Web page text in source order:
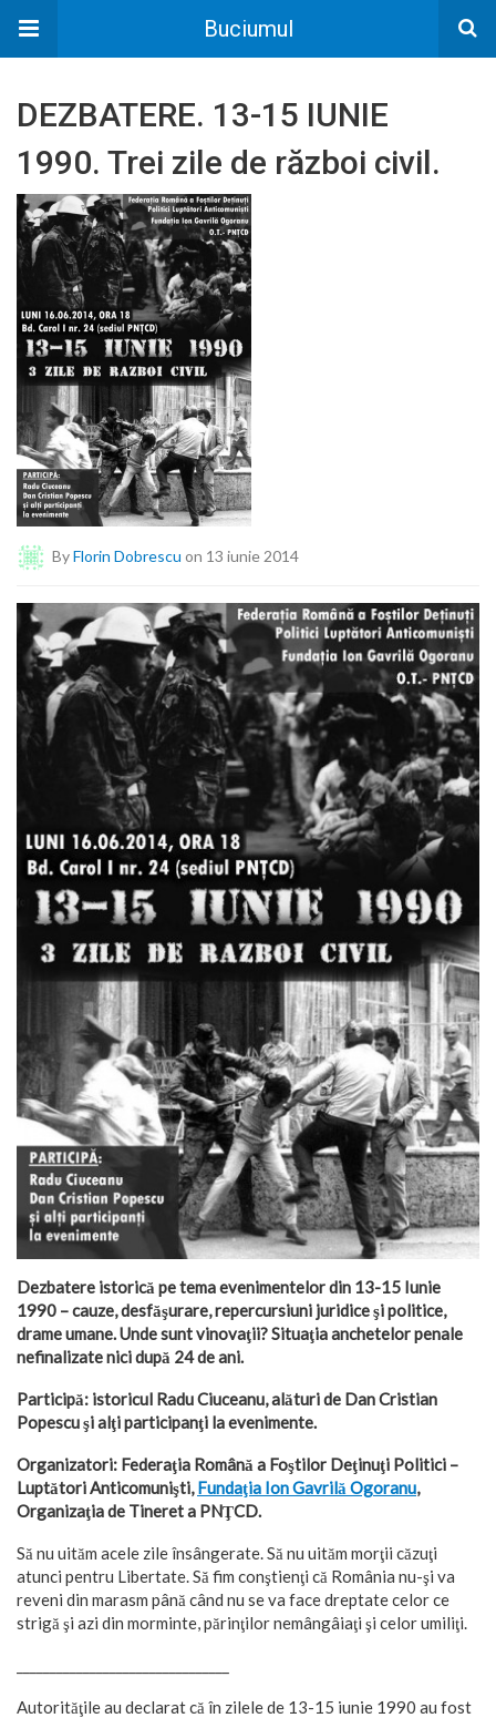
Buciumul
DEZBATERE. 13-15 IUNIE
1990. Trei zile de război civil.
ByFlorin Dobrescu on 13 iunie 2014
Dezbatere istorică pe tema evenimentelor din 13-15 Iunie
1990 – cauze, desfăşurare, repercursiuni juridice şi politice,
drame umane. Unde sunt vinovaţii? Situaţia anchetelor penale
nefinalizate nici după 24 de ani.
Participă: istoricul Radu Ciuceanu, alături de Dan Cristian
Popescu şi alţi participanţi la evenimente.
Organizatori: Federaţia Română a Foştilor Deţinuţi Politici –
Luptători Anticomunişti, Fundaţia Ion Gavrilă Ogoranu,
Organizaţia de Tineret a PNŢCD.
Să nu uităm acele zile însângerate. Să nu uităm morţii căzuţi
atunci pentru Libertate. Să fim conştienţi că România nu-şi va
reveni din marasm până când nu se va face dreptate celor ce
strigă şi azi din morminte, părinţilor nemângâiaţi şi celor umiliţi.
Autorităţile au declarat că în zilele de 13-15 iunie 1990 au fost